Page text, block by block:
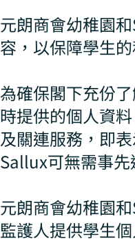
元朗商會幼稚園
容，以保障學生
為確保閣下充份
時提供的個人資
及關連服務，即
Sallux可無需事先
元朗商會幼稚園
監護人提供學生